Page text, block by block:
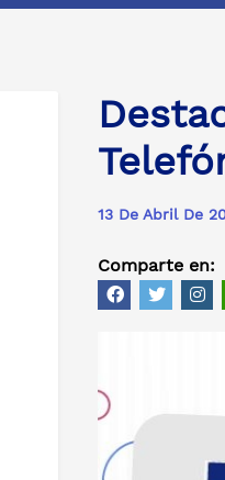
13 De Abril De
Comparte en: